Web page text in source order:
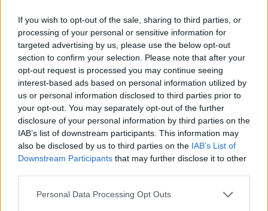
If you wish to opt-out of the sale, sharing to third parties, or
processing of your personal or sensitive information for
targeted advertising by us, please use the below opt-out
section to confirm your selection. Please note that after your
opt-out request is processed you may continue seeing
interest-based ads based on personal information utilized by
us or personal information disclosed to third parties prior to
your opt-out. You may separately opt-out of the further
disclosure of your personal information by third parties on the
IAB’s list of downstream participants. This information may
also be disclosed by us to third parties on the IAB’s List of
Downstream Participants that may further disclose it to other
Personal Data Processing Opt Outs
felvételekből. Az oroszok a feladat elvégzéséhez
egy Lancet típusú kamikaze drónt használtak.
Friss videó jelent meg orosz Telegram-csatornákon tegnap,
melyen az látható, hogy az orosz haderő megsemmisít egy
80K6M típusú mobil radarállomást. Az esemény két
szempontból is különleges: egyrészt egy igencsak ritka,
ukrán fejlesztésű haditechnikai eszközről van szó,
másrészt pedig ez az első eset, hogy egy ilyen
radarrendszert harcképtelenné tettek az orosz erők a